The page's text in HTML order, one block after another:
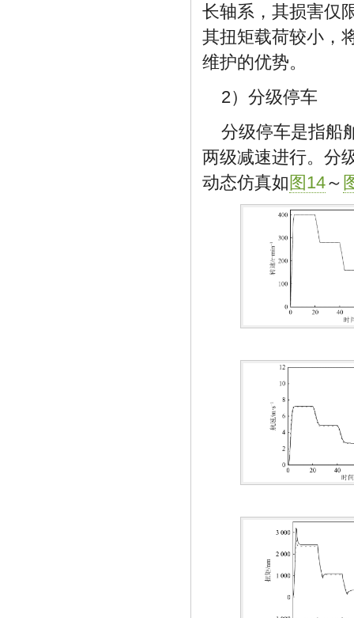
长轴系，其损害仅
其扭矩载荷较小，
维护的优势。
2）分级停车
分级停车是指船
两级减速进行。分
动态仿真如 图14～